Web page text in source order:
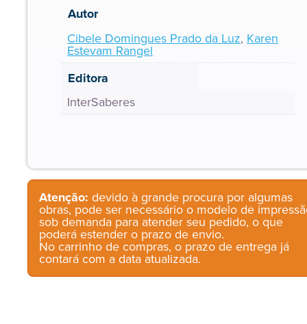
Autor
Cibele Domingues Prado da Luz, Karen
Estevam Rangel
Editora
InterSaberes
Atenção: devido à grande procura por algumas
obras, pode ser necessário o modelo de
sob demanda para atender seu pedido, o que
poderá estender o prazo de envio.
No carrinho de compras, o prazo de entrega já
contará com a data atualizada.